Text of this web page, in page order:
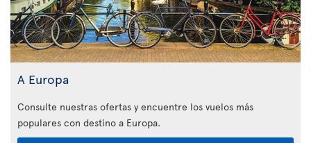
A Europa
Consulte nuestras ofertas y encuentre los vuelos más
populares con destino a Europa.